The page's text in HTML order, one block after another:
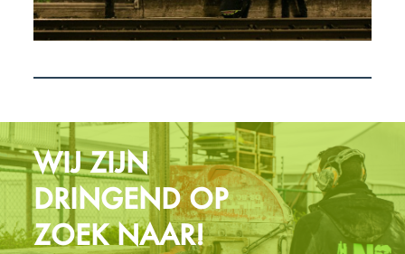
WIJ ZIJN
DRINGEND OP
ZOEK NAAR!